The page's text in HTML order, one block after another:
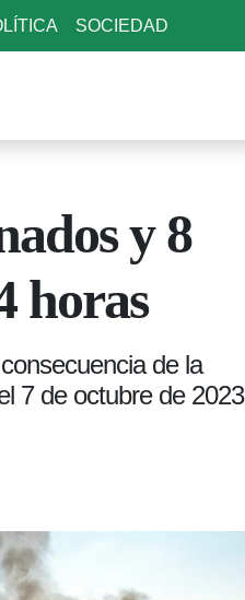
SOCIEDAD
y 8
horas
de la
7 de octubre de 2023